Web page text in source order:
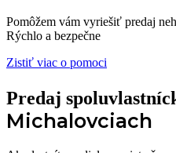
Pomôžem vám vyriešiť predaj
Rýchlo a bezpečne
Zistiť viac o pomoci
Predaj
Michalovciach